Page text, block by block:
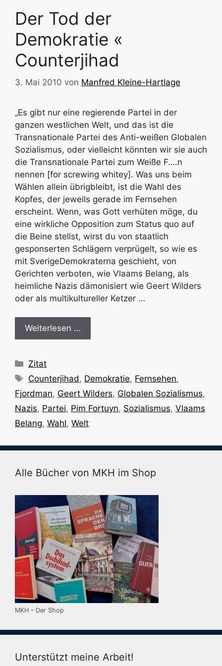
Der Tod der
Demokratie «
Counterjihad
3. Mai 2010 von Manfred Kleine-Hartlage
„Es gibt nur eine regierende Partei in der
ganzen westlichen Welt, und das ist die
Transnationale Partei des Anti-weißen Globalen
Sozialismus, oder vielleicht könnten wir sie auch
die Transnationale Partei zum Weiße F….n
nennen [for screwing whitey]. Was uns beim
Wählen allein übrigbleibt, ist die Wahl des
Kopfes, der jeweils gerade im Fernsehen
erscheint. Wenn, was Gott verhüten möge, du
eine wirkliche Opposition zum Status quo auf
die Beine stellst, wirst du von staatlich
gesponserten Schlägern verprügelt, so wie es
mit SverigeDemokraterna geschieht, von
Gerichten verboten, wie Vlaams Belang, als
heimliche Nazis dämonisiert wie Geert Wilders
oder als multikultureller Ketzer …
Weiterlesen …
Kategorien
Zitat
Schlagwörter
Counterjihad, Demokratie, Fernsehen,
Fjordman, Geert Wilders, Globalen Sozialismus,
Nazis, Partei, Pim Fortuyn, Sozialismus, Vlaams
Belang, Wahl, Welt
Alle Bücher von MKH im Shop
MKH – Der Shop
Unterstützt meine Arbeit!